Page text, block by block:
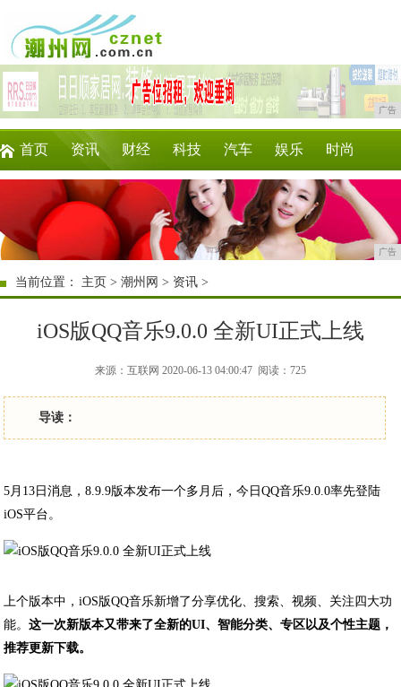
广告
首页 资讯 财经 科技 汽车 娱乐 时尚
教育 企业 游戏 商讯 微商
广告
当前位置： 主页 >潮州网 > 资讯 >
iOS版QQ音乐9.0.0 全新UI正式上线
来源：互联网 2020-06-13 04:00:47 阅读：725
导读：
5月13日消息，8.9.9版本发布一个多月后，今日QQ音乐9.0.0率先登陆
iOS平台。
上个版本中，iOS版QQ音乐新增了分享优化、搜索、视频、关注四大功
能。这一次新版本又带来了全新的UI、智能分类、专区以及个性主题，
推荐更新下载。